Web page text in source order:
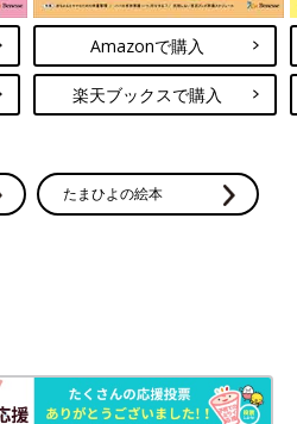
Amazonで購入
楽天ブックスで購入
たまひよの絵本